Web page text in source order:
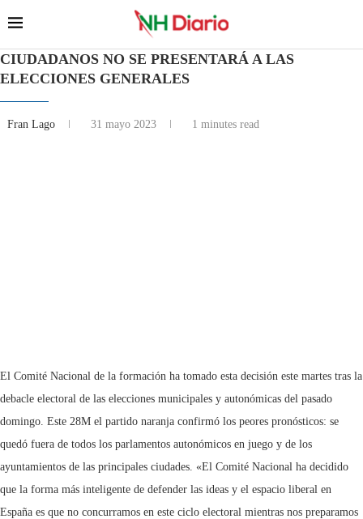
CIUDADANOS NO SE PRESENTARÁ A LAS
ELECCIONES GENERALES
Fran Lago 31 mayo 2023 1 minutes read
El Comité Nacional de la formación ha tomado esta decisión este martes tras la
debacle electoral de las elecciones municipales y autonómicas del pasado
domingo. Este 28M el partido naranja confirmó los peores pronósticos: se
quedó fuera de todos los parlamentos autonómicos en juego y de los
ayuntamientos de las principales ciudades. «El Comité Nacional ha decidido
que la forma más inteligente de defender las ideas y el espacio liberal en
España es que no concurramos en este ciclo electoral mientras nos preparamos